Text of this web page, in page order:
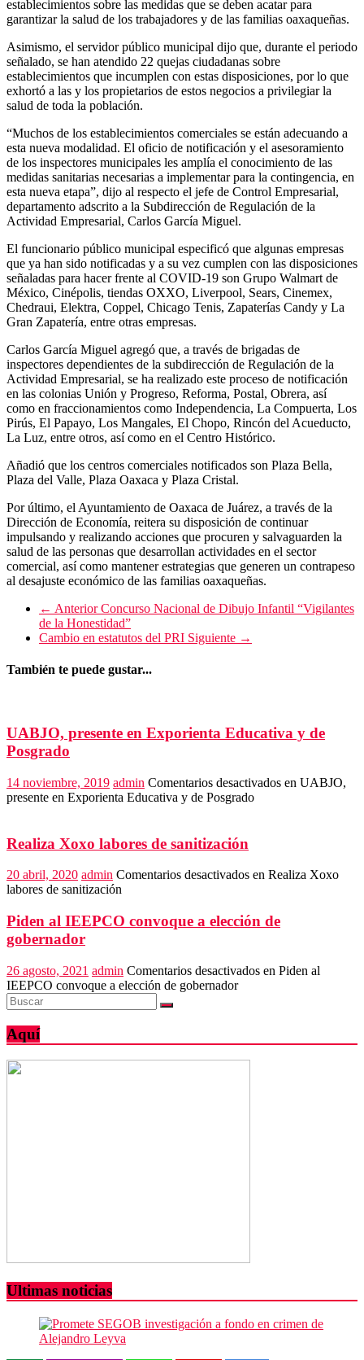
establecimientos sobre las medidas que se deben acatar para
garantizar la salud de los trabajadores y de las familias oaxaqueñas.
Asimismo, el servidor público municipal dijo que, durante el periodo
señalado, se han atendido 22 quejas ciudadanas sobre
establecimientos que incumplen con estas disposiciones, por lo que
exhortó a las y los propietarios de estos negocios a privilegiar la
salud de toda la población.
“Muchos de los establecimientos comerciales se están adecuando a
esta nueva modalidad. El oficio de notificación y el asesoramiento
de los inspectores municipales les amplía el conocimiento de las
medidas sanitarias necesarias a implementar para la contingencia, en
esta nueva etapa”, dijo al respecto el jefe de Control Empresarial,
departamento adscrito a la Subdirección de Regulación de la
Actividad Empresarial, Carlos García Miguel.
El funcionario público municipal especificó que algunas empresas
que ya han sido notificadas y a su vez cumplen con las disposiciones
señaladas para hacer frente al COVID-19 son Grupo Walmart de
México, Cinépolis, tiendas OXXO, Liverpool, Sears, Cinemex,
Chedraui, Elektra, Coppel, Chicago Tenis, Zapaterías Candy y La
Gran Zapatería, entre otras empresas.
Carlos García Miguel agregó que, a través de brigadas de
inspectores dependientes de la subdirección de Regulación de la
Actividad Empresarial, se ha realizado este proceso de notificación
en las colonias Unión y Progreso, Reforma, Postal, Obrera, así
como en fraccionamientos como Independencia, La Compuerta, Los
Pirús, El Papayo, Los Mangales, El Chopo, Rincón del Acueducto,
La Luz, entre otros, así como en el Centro Histórico.
Añadió que los centros comerciales notificados son Plaza Bella,
Plaza del Valle, Plaza Oaxaca y Plaza Cristal.
Por último, el Ayuntamiento de Oaxaca de Juárez, a través de la
Dirección de Economía, reitera su disposición de continuar
impulsando y realizando acciones que procuren y salvaguarden la
salud de las personas que desarrollan actividades en el sector
comercial, así como mantener estrategias que generen un contrapeso
al desajuste económico de las familias oaxaqueñas.
← AnteriorConcurso Nacional de Dibujo Infantil “Vigilantes
de la Honestidad”
Cambio en estatutos del PRI Siguiente →
También te puede gustar...
UABJO, presente en Exporienta Educativa y de
Posgrado
14 noviembre, 2019 admin Comentarios desactivados en UABJO,
presente en Exporienta Educativa y de Posgrado
Realiza Xoxo labores de sanitización
20 abril, 2020 admin Comentarios desactivados en Realiza Xoxo
labores de sanitización
Piden al IEEPCO convoque a elección de
gobernador
26 agosto, 2021 admin Comentarios desactivados en Piden al
IEEPCO convoque a elección de gobernador
Aquí
Ultimas noticias